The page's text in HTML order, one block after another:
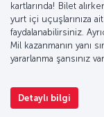
kartlarında! Bilet
yurt içi uçuşlarınıza
faydalanabilirsiniz.
Mil kazanmanın yanı
yararlanma şansınız
Detaylı bilgi